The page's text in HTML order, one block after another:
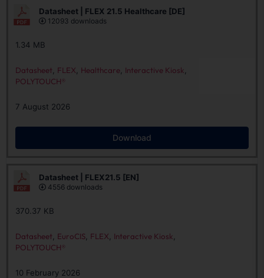
Datasheet | FLEX 21.5 Healthcare [DE]
12093 downloads
1.34 MB
Datasheet FLEX Healthcare Interactive Kiosk
POLYTOUCH®
7 August 2026
Download
Datasheet | FLEX21.5 [EN]
4556 downloads
370.37 KB
Datasheet EuroCIS FLEX Interactive Kiosk
POLYTOUCH®
10 February 2026